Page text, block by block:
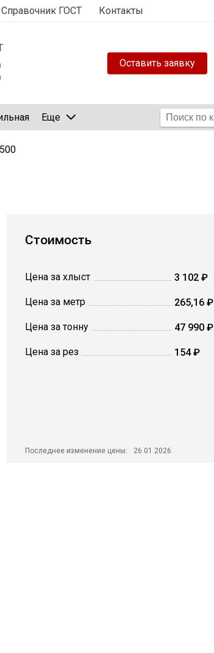
Справочник ГОСТ Контакты
Оставить заявку
Еще
Стоимость
Цена за хлыст 3 102 ₽
Цена за метр 265,16 ₽
Цена за тонну 47 990 ₽
Цена за рез 154 ₽
Последнее изменение цены: 26.01.2026